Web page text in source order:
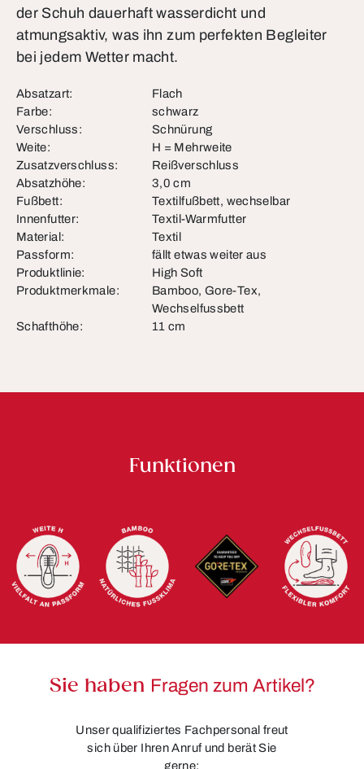
der Schuh dauerhaft wasserdicht und
atmungsaktiv, was ihn zum perfekten Begleiter
bei jedem Wetter macht.
Absatzart:
Flach
Farbe:
schwarz
Verschluss:
Schnürung
Weite:
H = Mehrweite
Zusatzverschluss:
Reißverschluss
Absatzhöhe:
3,0 cm
Fußbett:
Textilfußbett, wechselbar
Innenfutter:
Textil-Warmfutter
Material:
Textil
Passform:
fällt etwas weiter aus
Produktlinie:
High Soft
Produktmerkmale:
Bamboo, Gore-Tex,
Wechselfussbett
Schafthöhe:
11 cm
Funktionen
Sie haben Fragen zum Artikel?
Unser qualifiziertes Fachpersonal freut
sich über Ihren Anruf und berät Sie
gerne: